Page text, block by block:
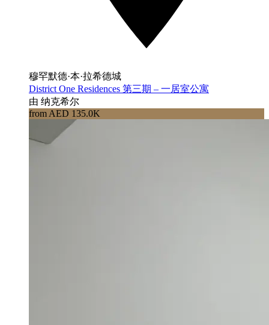
穆罕默德·本·拉希德城
District One Residences 第三期 – 一居室公寓
由 纳克希尔
from AED 135.0K